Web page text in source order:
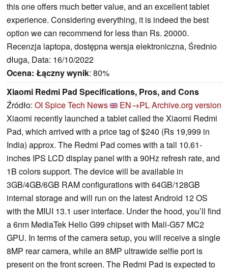
this one offers much better value, and an excellent tablet
experience. Considering everything, it is indeed the best
option we can recommend for less than Rs. 20000.
Recenzja laptopa, dostępna wersja elektroniczna, Średnio
długa, Data: 16/10/2022
Ocena: Łączny wynik: 80%
Xiaomi Redmi Pad Specifications, Pros, and Cons
Źródło: OI Spice Tech News EN→PLArchive.org version
Xiaomi recently launched a tablet called the Xiaomi Redmi
Pad, which arrived with a price tag of $240 (Rs 19,999 in
India) approx. The Redmi Pad comes with a tall 10.61-
inches IPS LCD display panel with a 90Hz refresh rate, and
1B colors support. The device will be available in
3GB/4GB/6GB RAM configurations with 64GB/128GB
internal storage and will run on the latest Android 12 OS
with the MIUI 13.1 user interface. Under the hood, you’ll find
a 6nm MediaTek Helio G99 chipset with Mali-G57 MC2
GPU. In terms of the camera setup, you will receive a single
8MP rear camera, while an 8MP ultrawide selfie port is
present on the front screen. The Redmi Pad is expected to